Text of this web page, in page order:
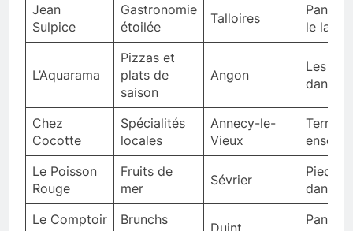
Jean
Sulpice
Gastronomie
étoilée
Talloires
Pano
le lac
L’Aquarama
Pizzas et
plats de
saison
Angon
Les
dans
Chez
Cocotte
Spécialités
locales
Annecy-le-
Vieux
Le Poisson
Rouge
Fruits de
mer
Sévrier
Pieds
dans
Le Comptoir
Brunchs
Duint
Pano